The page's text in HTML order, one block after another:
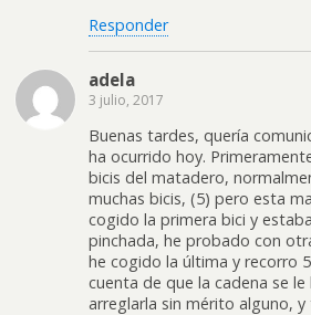
Responder
adela
3 julio, 2017
Buenas tardes, quería
ha ocurrido hoy.
bicis del matadero,
muchas bicis, (5) pero esta
cogido la primera bici y
pinchada, he probado con
he cogido la última y recorro
cuenta de que la cadena se
arreglarla sin mérito alguno,